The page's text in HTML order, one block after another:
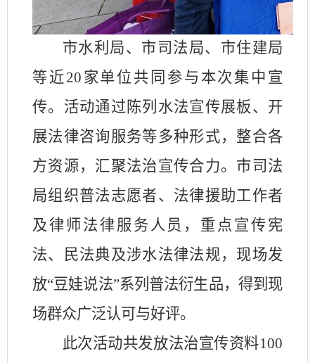
市水利局、市司法局、市住建局
等近20 家单位共同参与本次集中宣
传。活动通过陈列水法宣传展板、开
展法律咨询服务等多种形式，整合各
方资源，汇聚法治宣传合力。市司法
局组织普法志愿者、法律援助工作者
及律师法律服务人员，重点宣传宪
法、民法典及涉水法律法规，现场发
放“豆娃说法”系列普法衍生品，得到现
场群众广泛认可与好评。
此次活动共发放法治宣传资料100